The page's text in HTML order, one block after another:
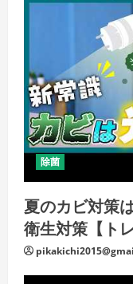
除菌
夏のカビ対策
衛生対策【ト